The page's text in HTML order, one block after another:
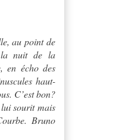
au point de
la nuit de la
écho des
haut-
C’est bon?
sourit mais
Bruno